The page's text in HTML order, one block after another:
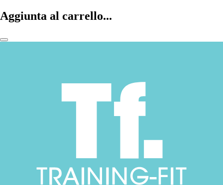
Aggiunta al carrello...